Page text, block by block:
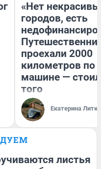
«Нет
городов, есть
проехали 2000
километров по
машине —
того
Екатерина
листья